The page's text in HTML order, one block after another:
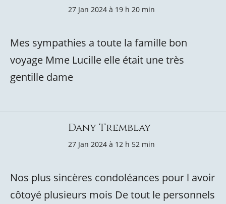
27 Jan 2024 à 19 h 20 min
Mes sympathies a toute la famille bon
voyage Mme Lucille elle était une très
gentille dame
Dany Tremblay
27 Jan 2024 à 12 h 52 min
Nos plus sincères condoléances pour l avoir
côtoyé plusieurs mois De tout le personnels